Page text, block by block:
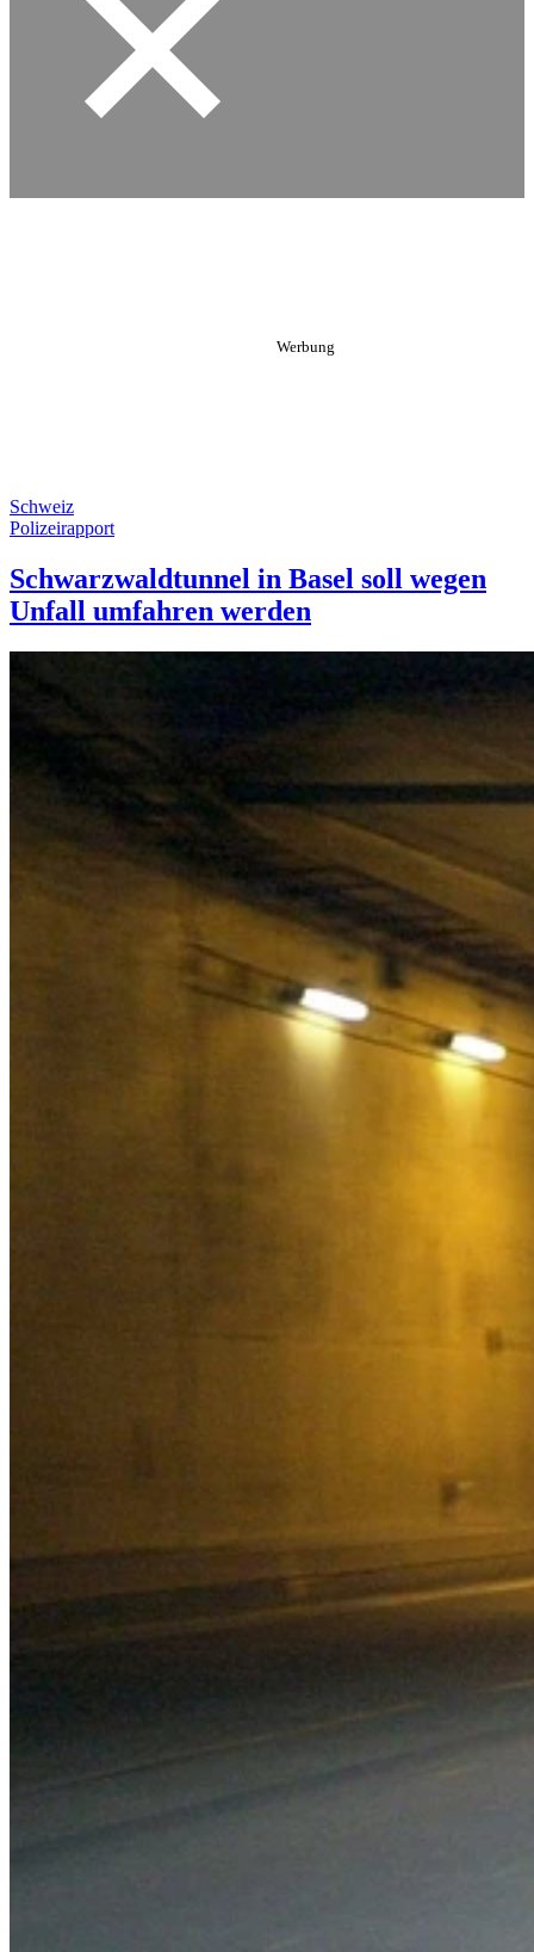
Schweiz
Polizeirapport
Schwarzwaldtunnel in Basel soll wegen
Unfall umfahren werden